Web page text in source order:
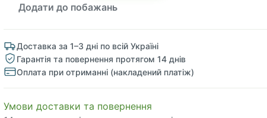
Додати до побажань
Доставка за 1–3 дні по всій Україні
Гарантія та повернення протягом 14 днів
Оплата при отриманні (накладений платіж)
​​​​​​​​​​​​​​​​​​​​​​​​​​​​​​​​​​​​​​​​​​​​​​​​​​​​​​​​​​​​​​У​​м​о​в​​и​ д​ос​т​а​в​к​и ​т​а​ по​в​е​р​н​е​н​н​я